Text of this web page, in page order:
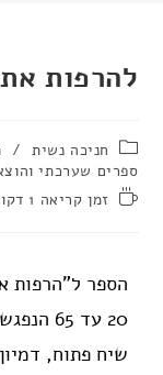
להרפות
חניכה נשית /
ספרים שערכתי
זמן קריאה 1 דקות
הספר ל"הרפות
20 עד
שיח פתוח,